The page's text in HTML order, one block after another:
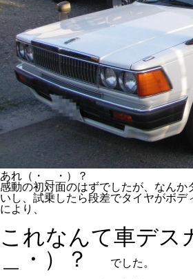
あれ（・＿・）？
感動の初対面のはずでしたが、なんか
いし、試乗したら段差でタイヤがボデ
により、
これなんて車デス
＿・）？
でした。